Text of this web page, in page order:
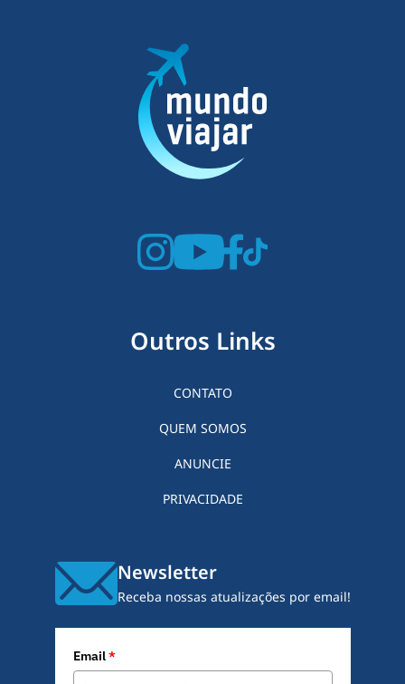
Outros Links
CONTATO
QUEM SOMOS
ANUNCIE
PRIVACIDADE
Newsletter
Receba nossas atualizações por email!
Email*